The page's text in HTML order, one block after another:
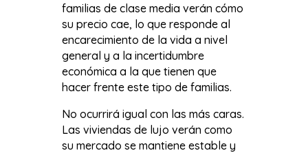
familias de clase media verán cómo
su precio cae, lo que responde al
encarecimiento de la vida a nivel
general y a la incertidumbre
económica a la que tienen que
hacer frente este tipo de familias.
No ocurrirá igual con las más caras.
Las viviendas de lujo verán como
su mercado se mantiene estable y